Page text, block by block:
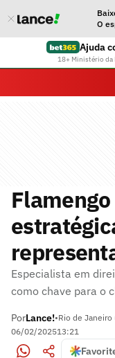
O
Ajuda
18+ Ministério da
Especialista em
como chave para o
PorLance!•Rio de Janeiro
06/02/202513:21